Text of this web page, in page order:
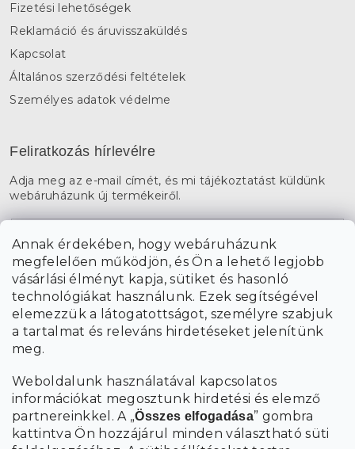
Annak érdekében, hogy webáruházunk
megfelelően működjön, és Ön a lehető legjobb
vásárlási élményt kapja, sütiket és hasonló
technológiákat használunk. Ezek segítségével
elemezzük a látogatottságot, személyre szabjuk
a tartalmat és releváns hirdetéseket jelenítünk
meg.
Weboldalunk használatával kapcsolatos
információkat megosztunk hirdetési és elemző
partnereinkkel. A „Összes elfogadása” gombra
kattintva Ön hozzájárul minden választható süti
Fizetési lehetőségek
Reklamáció és áruvisszaküldés
Kapcsolat
Általános szerződési feltételek
Személyes adatok védelme
Feliratkozás hírlevélre
Adja meg az e-mail címét, és mi tájékoztatást küldünk
webáruházunk új termékeiről.
A hírlevelekre való feliratkozással egyetérteka személyes
adatok feldolgozásával.
FELIRATKOZÁS